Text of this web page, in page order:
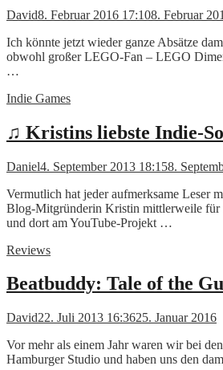
David8. Februar 2016 17:108. Februar
Ich könnte jetzt wieder ganze Absätze
obwohl großer LEGO-Fan – LEGO
…
Indie Games
♫ Kristins liebste Indie-
Daniel4. September 2013 18:158.
Vermutlich hat jeder aufmerksame Leser
Blog-Mitgründerin Kristin mittlerweile für
und dort am YouTube-Projekt …
Reviews
Beatbuddy: Tale of the
David22. Juli 2013 16:3625. Januar 2016
Vor mehr als einem Jahr waren wir bei
Hamburger Studio und haben uns den